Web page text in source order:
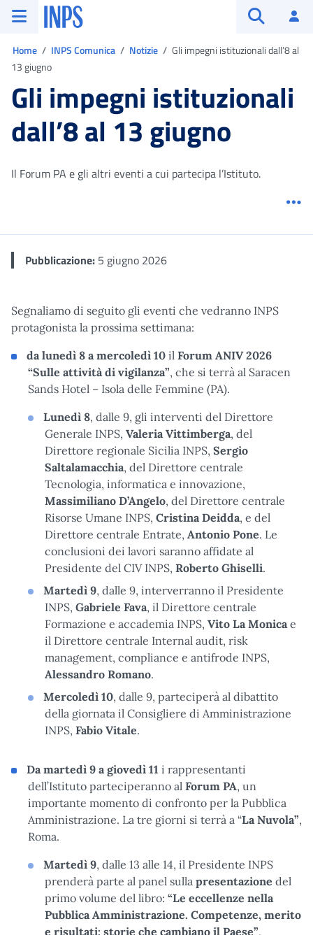
Vai al menu principale
Vai al contenuto principale
Vai al pie' di pagina
INPS ()
Home INPS Comunica Notizie
Gli impegni istituzionali dall’8 al
13 giugno
Gli impegni istituzionali
dall’8 al 13 giugno
Il Forum PA e gli altri eventi a cui partecipa l’Istituto.
Pubblicazione: 5 giugno 2026
Segnaliamo di seguito gli eventi che vedranno INPS
protagonista la prossima settimana:
da lunedì 8 a mercoledì 10 il Forum ANIV 2026
“Sulle attività di vigilanza”, che si terrà al Saracen
Sands Hotel – Isola delle Femmine (PA).
Lunedì 8, dalle 9, gli interventi del Direttore
Generale INPS, Valeria Vittimberga, del
Direttore regionale Sicilia INPS, Sergio
Saltalamacchia, del Direttore centrale
Tecnologia, informatica e innovazione,
Massimiliano D’Angelo, del Direttore centrale
Risorse Umane INPS, Cristina Deidda, e del
Direttore centrale Entrate, Antonio Pone. Le
conclusioni dei lavori saranno affidate al
Presidente del CIV INPS, Roberto Ghiselli.
Martedì 9, dalle 9, interverranno il Presidente
INPS, Gabriele Fava, il Direttore centrale
Formazione e accademia INPS, Vito La Monica e
il Direttore centrale Internal audit, risk
management, compliance e antifrode INPS,
Alessandro Romano.
Mercoledì 10, dalle 9, parteciperà al dibattito
della giornata il Consigliere di Amministrazione
INPS, Fabio Vitale.
Da martedì 9 a giovedì 11 i rappresentanti
dell’Istituto parteciperanno al Forum PA, un
importante momento di confronto per la Pubblica
Amministrazione. La tre giorni si terrà a “La Nuvola”,
Roma.
Martedì 9, dalle 13 alle 14, il Presidente INPS
prenderà parte al panel sulla presentazione del
primo volume del libro: “Le eccellenze nella
Pubblica Amministrazione. Competenze, merito
e risultati: storie che cambiano il Paese”,